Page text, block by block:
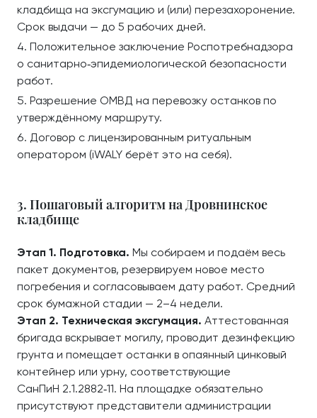
кладбища на эксгумацию и (или) перезахоронение.
Срок выдачи — до 5 рабочих дней.
Положительное заключение Роспотребнадзора
о санитарно‑эпидемиологической безопасности
работ.
Разрешение ОМВД на перевозку останков по
утверждённому маршруту.
Договор с лицензированным ритуальным
оператором (iWALY берёт это на себя).
3. Пошаговый алгоритм на Дровнинское
кладбище
Этап 1. Подготовка. Мы собираем и подаём весь
пакет документов, резервируем новое место
погребения и согласовываем дату работ. Средний
срок бумажной стадии — 2–4 недели.
Этап 2. Техническая эксгумация. Аттестованная
бригада вскрывает могилу, проводит дезинфекцию
грунта и помещает останки в опаянный цинковый
контейнер или урну, соответствующие
СанПиН 2.1.2882‑11. На площадке обязательно
присутствуют представители администрации